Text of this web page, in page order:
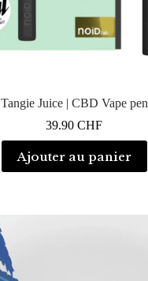
Tangie Juice | CBD Vape pen
39.90CHF
Ajouter au panier